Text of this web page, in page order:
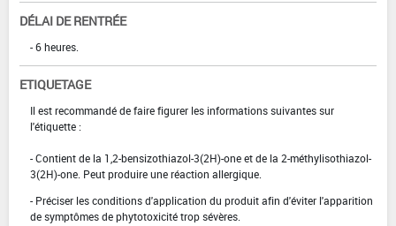
DÉLAI DE RENTRÉE
- 6 heures.
ETIQUETAGE
Il est recommandé de faire figurer les informations suivantes sur
l'étiquette :
- Contient de la 1,2-bensizothiazol-3(2H)-one et de la 2-méthylisothiazol-
3(2H)-one. Peut produire une réaction allergique.
- Préciser les conditions d'application du produit afin d'éviter l'apparition
de symptômes de phytotoxicité trop sévères.